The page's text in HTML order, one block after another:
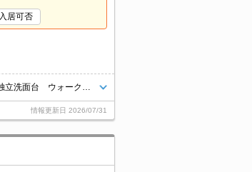
入居可否
情報更新日 2026/07/31